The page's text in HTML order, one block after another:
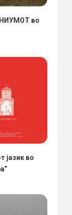
во
јазик во